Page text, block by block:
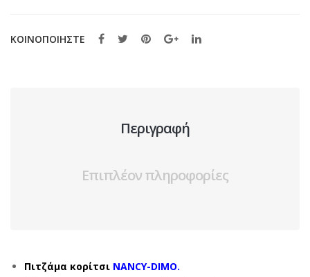
ΚΟΙΝΟΠΟΙΗΣΤΕ
Περιγραφή
Επιπλέον πληροφορίες
Πιτζάμα κορίτσι NANCY-DIMO.